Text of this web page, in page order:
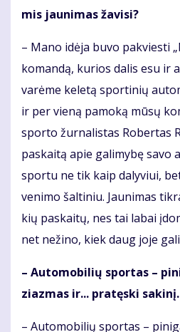
mis jau­ni­mas ža­vi­si?
– Ma­no idė­ja bu­vo pa­kvies­ti
ko­man­dą, ku­rios da­lis esu ir
va­rė­me ke­le­tą spor­ti­nių
ir per vie­ną pa­mo­ką mū­sų
spor­to žur­na­lis­tas Ro­ber­tas
pa­skai­tą apie ga­li­my­bę
spor­tu ne tik kaip da­ly­viui,
ve­ni­mo šal­ti­niu. Jau­ni­mas
kių pa­skai­tų, nes tai la­bai
net ne­ži­no, kiek daug jo­je
– Au­to­mo­bi­lių spor­tas –
ziaz­mas ir... pra­tęs­ki sa­ki­nį.
– Au­to­mo­bi­lių spor­tas –